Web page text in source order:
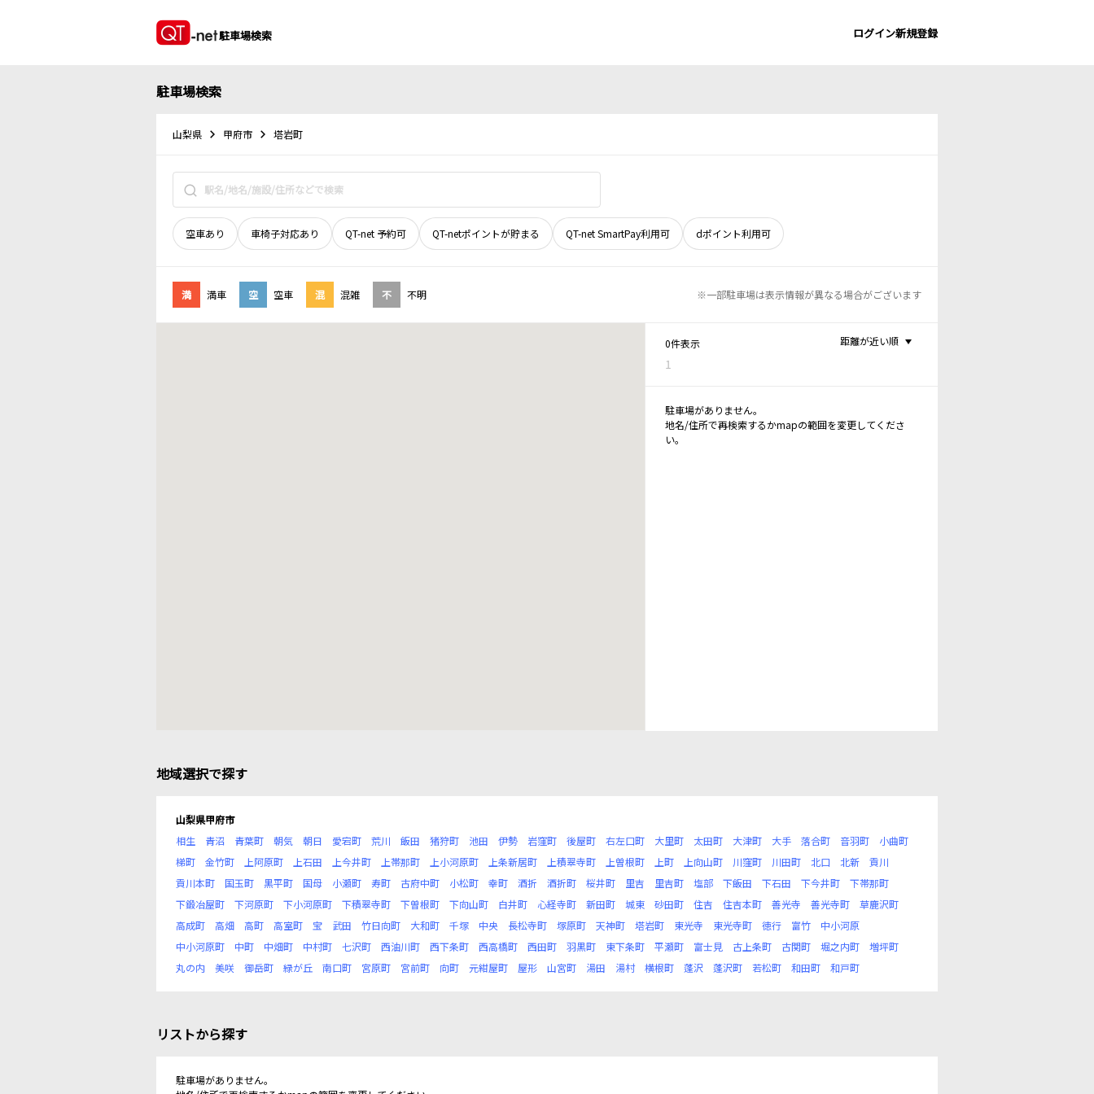
駐車場検索 ログイン新規登録
駐車場検索
山梨県 甲府市 塔岩町
空車あり 車椅子対応あり QT-net 予約可 QT-netポイントが貯まる QT-net SmartPay利用可 dポイント利用可
満 満車 空 空車 混 混雑 不 不明 ※一部駐車場は表示情報が異なる場合がございます
0件表示
1
距離が近い順
駐車場がありません。
地名/住所で再検索するかmapの範囲を変更してくださ
い。
地域選択で探す
山梨県甲府市
相生
青沼 青葉町 朝気 朝日 愛宕町 荒川 飯田 猪狩町 池田 伊勢 岩窪町 後屋町 右左口町 大里町 太田町 大津町 大手 落合町 音羽町
小曲町
梯町
金竹町 上阿原町 上石田 上今井町 上帯那町 上小河原町 上条新居町 上積翠寺町 上曽根町 上町 上向山町 川窪町 川田町 北口 北新
貢川
貢川本町
国玉町 黒平町 国母 小瀬町 寿町 古府中町 小松町 幸町 酒折 酒折町 桜井町 里吉 里吉町 塩部 下飯田 下石田 下今井町
下帯那町
下鍛冶屋町
下河原町 下小河原町 下積翠寺町 下曽根町 下向山町 白井町 心経寺町 新田町 城東 砂田町 住吉 住吉本町 善光寺 善光寺町
草鹿沢町
高成町
高畑 高町 高室町 宝 武田 竹日向町 大和町 千塚 中央 長松寺町 塚原町 天神町 塔岩町 東光寺 東光寺町 徳行 富竹
中小河原
中小河原町
中町 中畑町 中村町 七沢町 西油川町 西下条町 西高橋町 西田町 羽黒町 東下条町 平瀬町 富士見 古上条町 古関町 堀之内町
増坪町
丸の内
美咲 御岳町 緑が丘 南口町 宮原町 宮前町 向町 元紺屋町 屋形 山宮町 湯田 湯村 横根町 蓬沢 蓬沢町 若松町 和田町 和戸町
リストから探す
駐車場がありません。